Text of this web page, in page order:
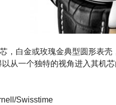
，白金或玫瑰金典型圆形表壳
从一个独特的视角进入其机
Swisstime